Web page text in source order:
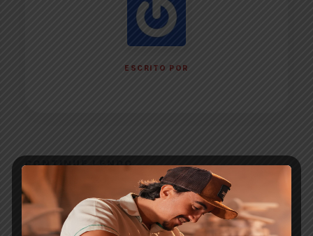
ESCRITO POR
CONTINUE LENDO